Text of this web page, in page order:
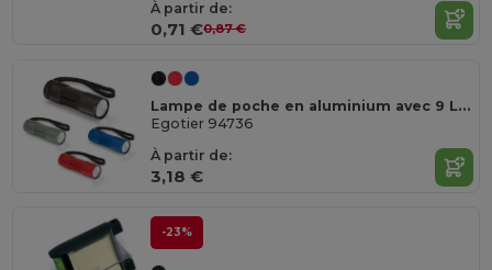
À partir de:
0,71 €0,87 €
Lampe de poche en aluminium avec 9 LED
Egotier 94736
À partir de:
3,18 €
-23%